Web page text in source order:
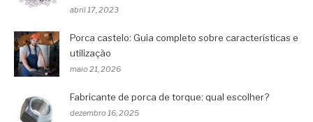
abril 17, 2023
Porca castelo: Guia completo sobre características e
utilização
maio 21, 2026
Fabricante de porca de torque: qual escolher?
dezembro 16, 2025